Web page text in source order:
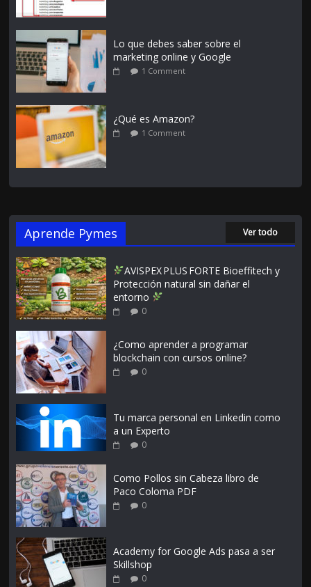
Lo que debes saber sobre el
marketing online y Google
1 Comment
¿Qué es Amazon?
1 Comment
Aprende Pymes Ver todo
AVISPEX PLUS FORTE Bioeffitech y
Protección natural sin dañar el
entorno
0
¿Como aprender a programar
blockchain con cursos online?
0
Tu marca personal en Linkedin como
a un Experto
0
Como Pollos sin Cabeza libro de
Paco Coloma PDF
0
Academy for Google Ads pasa a ser
Skillshop
0